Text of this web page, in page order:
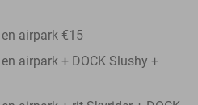
airpark €15
airpark + DOCK Slushy +